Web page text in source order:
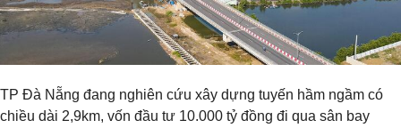
TP Đà Nẵng đang nghiên cứu xây dựng tuyến hầm ngầm có
chiều dài 2,9km, vốn đầu tư 10.000 tỷ đồng đi qua sân bay